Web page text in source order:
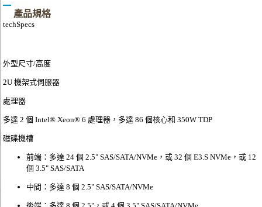
產品規格
techSpecs
外型尺寸/高度
2U 機架式伺服器
處理器
多達 2 個 Intel® Xeon® 6 處理器，多達 86 個核心和 350W TDP
磁碟機槽
前端：多達 24 個 2.5" SAS/SATA/NVMe，或 32 個 E3.S NVMe，或 12
個 3.5" SAS/SATA
中間：多達 8 個 2.5" SAS/SATA/NVMe